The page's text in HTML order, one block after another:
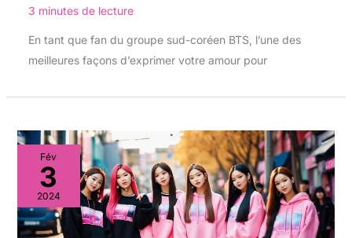
3 minutes de lecture
En tant que fan du groupe sud-coréen BTS, l’une des
meilleures façons d’exprimer votre amour pour
Fév
3
2024